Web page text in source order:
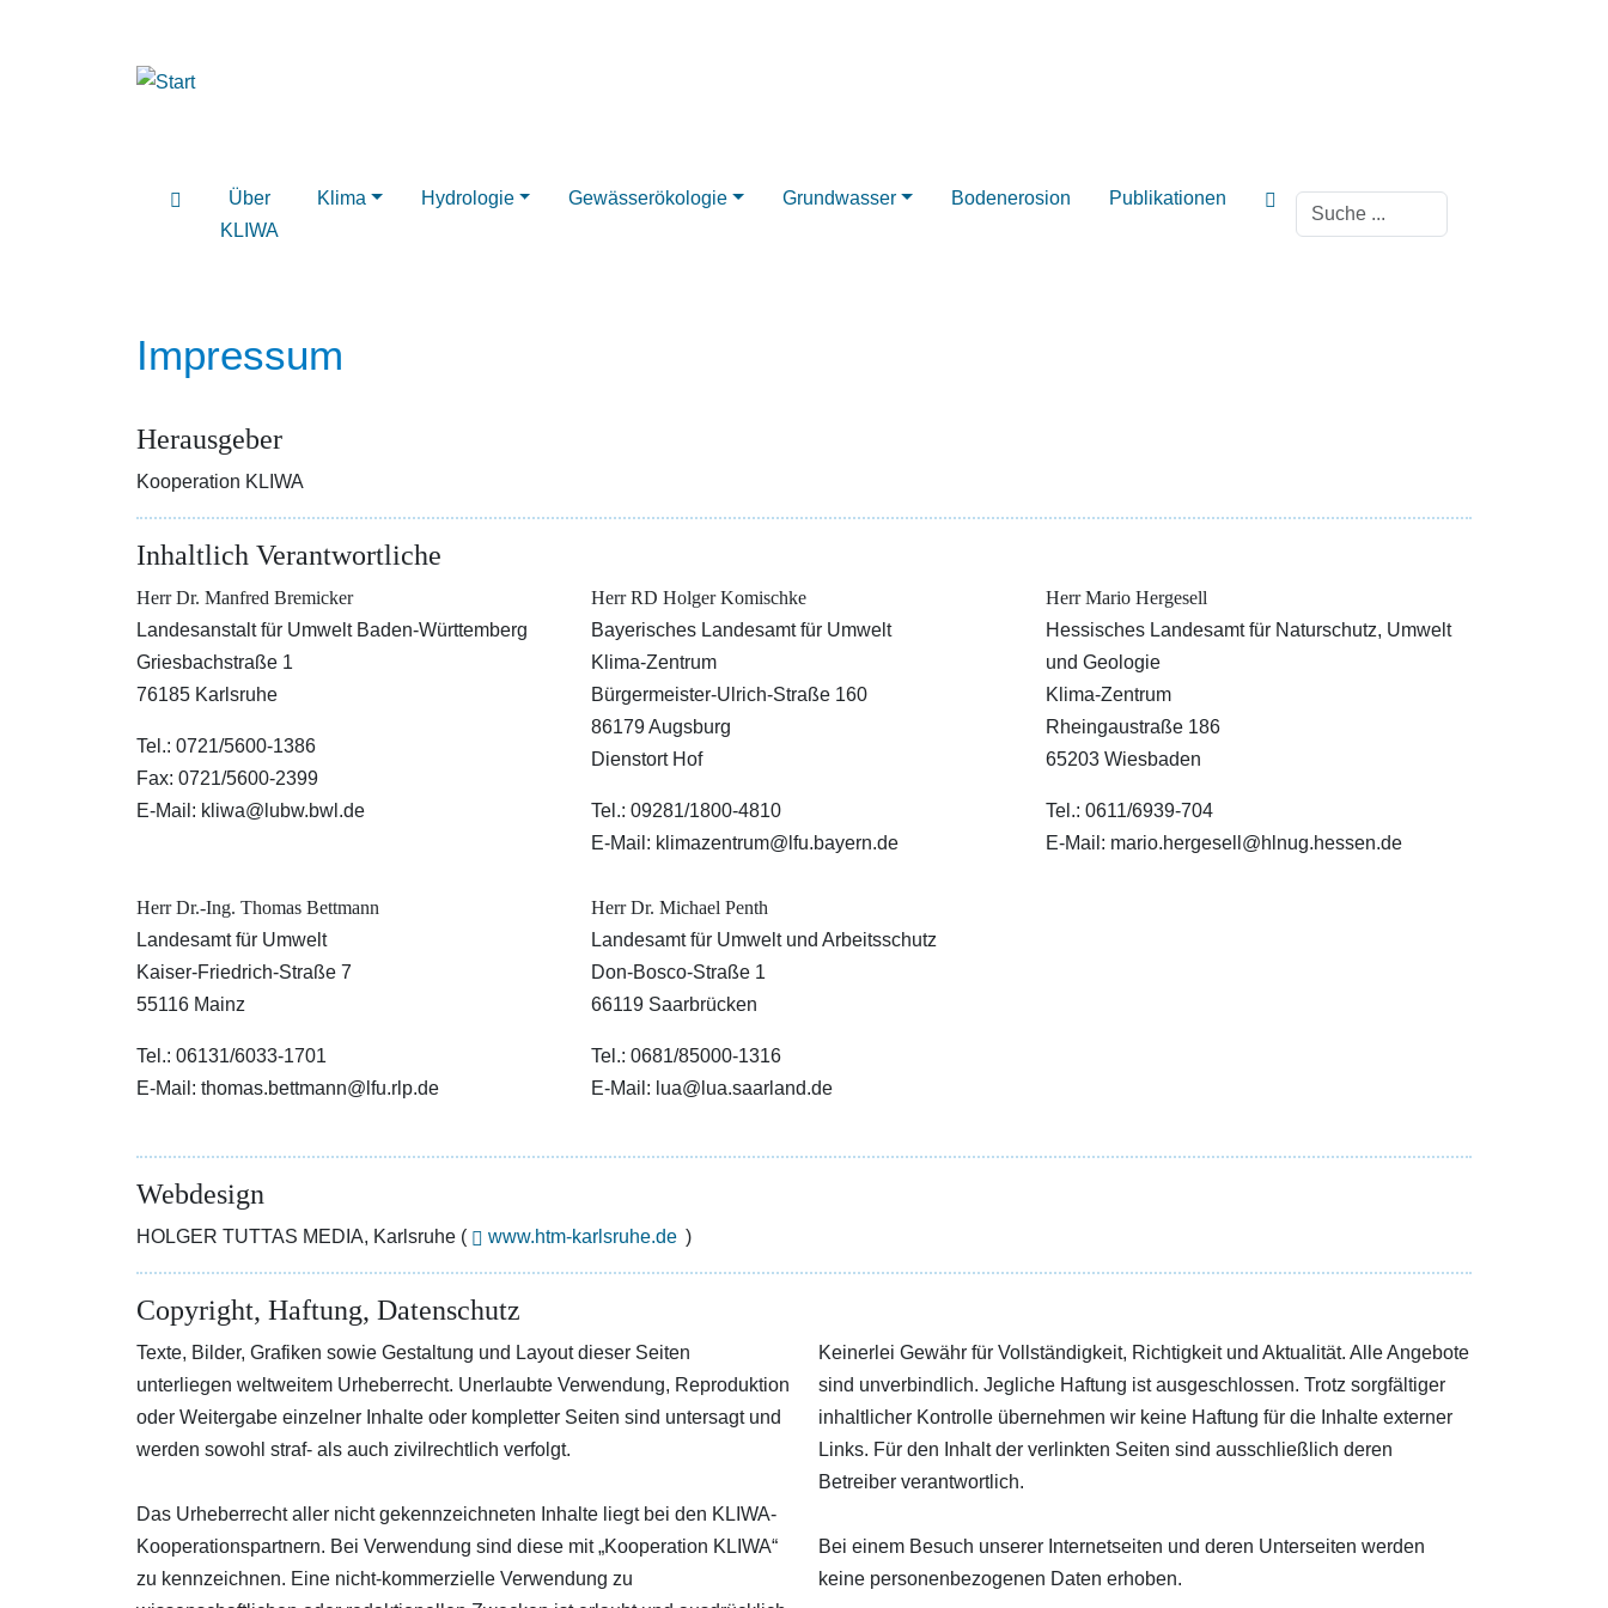
Über
KLIWA
Klima Hydrologie Gewässerökologie Grundwasser Bodenerosion Publikationen
Impressum
Herausgeber
Kooperation KLIWA
Inhaltlich Verantwortliche
Herr Dr. Manfred Bremicker
Landesanstalt für Umwelt Baden-Württemberg
Griesbachstraße 1
76185 Karlsruhe
Tel.: 0721/5600-1386
Fax: 0721/5600-2399
E-Mail: kliwa@lubw.bwl.de
Herr RD Holger Komischke
Bayerisches Landesamt für Umwelt
Klima-Zentrum
Bürgermeister-Ulrich-Straße 160
86179 Augsburg
Dienstort Hof
Tel.: 09281/1800-4810
E-Mail: klimazentrum@lfu.bayern.de
Herr Mario Hergesell
Hessisches Landesamt für Naturschutz, Umwelt
und Geologie
Klima-Zentrum
Rheingaustraße 186
65203 Wiesbaden
Tel.: 0611/6939-704
E-Mail: mario.hergesell@hlnug.hessen.de
Herr Dr.-Ing. Thomas Bettmann
Landesamt für Umwelt
Kaiser-Friedrich-Straße 7
55116 Mainz
Tel.: 06131/6033-1701
E-Mail: thomas.bettmann@lfu.rlp.de
Herr Dr. Michael Penth
Landesamt für Umwelt und Arbeitsschutz
Don-Bosco-Straße 1
66119 Saarbrücken
Tel.: 0681/85000-1316
E-Mail: lua@lua.saarland.de
Webdesign
HOLGER TUTTAS MEDIA, Karlsruhe ( www.htm-karlsruhe.de )
Copyright, Haftung, Datenschutz
Texte, Bilder, Grafiken sowie Gestaltung und Layout dieser Seiten
unterliegen weltweitem Urheberrecht. Unerlaubte Verwendung, Reproduktion
oder Weitergabe einzelner Inhalte oder kompletter Seiten sind untersagt und
werden sowohl straf- als auch zivilrechtlich verfolgt.
Das Urheberrecht aller nicht gekennzeichneten Inhalte liegt bei den KLIWA-
Kooperationspartnern. Bei Verwendung sind diese mit „Kooperation KLIWA“
zu kennzeichnen. Eine nicht-kommerzielle Verwendung zu
Keinerlei Gewähr für Vollständigkeit, Richtigkeit und Aktualität. Alle Angebote
sind unverbindlich. Jegliche Haftung ist ausgeschlossen. Trotz sorgfältiger
inhaltlicher Kontrolle übernehmen wir keine Haftung für die Inhalte externer
Links. Für den Inhalt der verlinkten Seiten sind ausschließlich deren
Betreiber verantwortlich.
Bei einem Besuch unserer Internetseiten und deren Unterseiten werden
keine personenbezogenen Daten erhoben.